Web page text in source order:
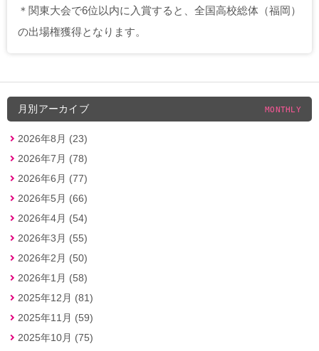
＊関東大会で6位以内に入賞すると、全国高校総体（福岡）
の出場権獲得となります。
月別アーカイブ MONTHLY
2026年8月 (23)
2026年7月 (78)
2026年6月 (77)
2026年5月 (66)
2026年4月 (54)
2026年3月 (55)
2026年2月 (50)
2026年1月 (58)
2025年12月 (81)
2025年11月 (59)
2025年10月 (75)